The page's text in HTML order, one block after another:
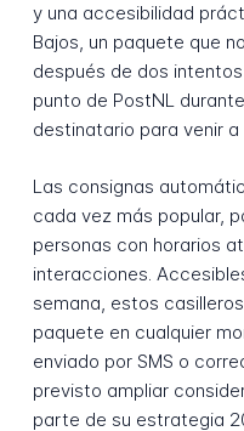
y una accesibilidad
Bajos, un paquete que
después de dos
punto de PostNL
destinatario para venir a
Las consignas
cada vez más popular,
personas con horarios
interacciones.
semana, estos
paquete en cualquier
enviado por SMS o
previsto ampliar
parte de su estrategia